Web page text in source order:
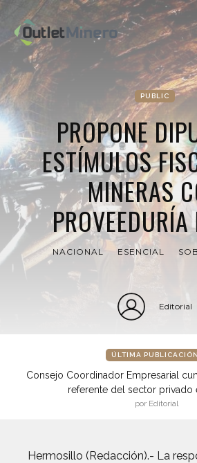
PUBLIC
PROPONE
ESTÍMULOS
MINERAS
NACIONAL ESENCIAL
Editorial
ÚLTIMA PUBLICACIÓN
Consejo Coordinador Empresarial
referente del sector privado
por Editorial
Hermosillo (Redacción).- La